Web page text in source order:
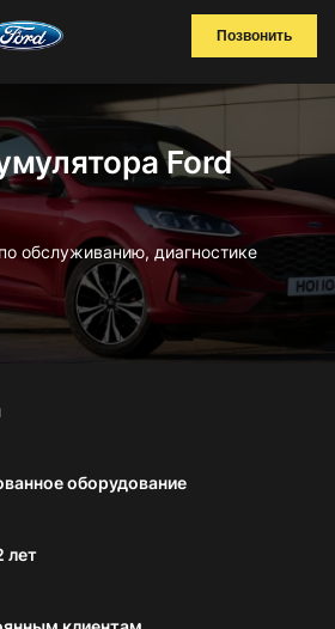
Позвонить
Ford
обслуживанию, диагностике
оборудование
лет